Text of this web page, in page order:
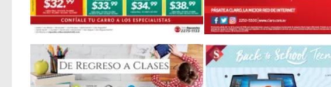
De regreso a la escuela 2018 con RESPUESTOS EXCEL